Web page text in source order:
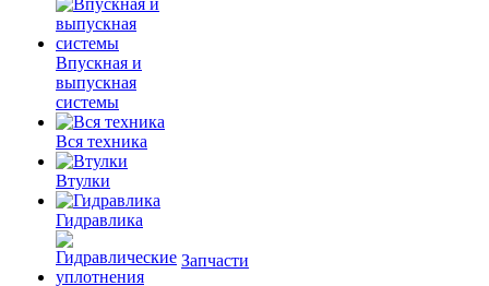
Впускная и
выпускная
системы
Вся техника
Втулки
Гидравлика
Запчасти